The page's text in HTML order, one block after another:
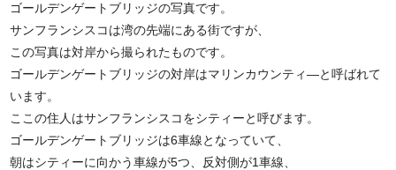
ゴールデンゲートブリッジの写真です。
サンフランシスコは湾の先端にある街ですが、
この写真は対岸から撮られたものです。
ゴールデンゲートブリッジの対岸はマリンカウンティ―と呼ばれて
います。
ここの住人はサンフランシスコをシティーと呼びます。
ゴールデンゲートブリッジは6車線となっていて、
朝はシティーに向かう車線が5つ、反対側が1車線、